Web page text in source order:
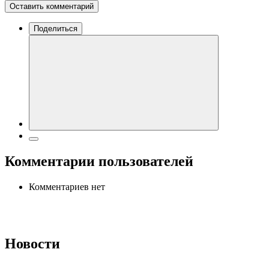
Оставить комментарий
Поделиться
Комментарии пользователей
Комментариев нет
Новости